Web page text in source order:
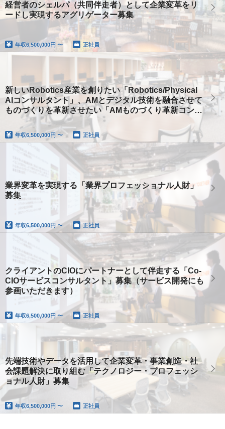
経営者のシェルパ（共同伴走者）として企業変革をリ
ードし実現するアグリゲーター募集
年収6,500,000円 〜 正社員
新しいRobotics産業を創りたい「Robotics/Physical
AIコンサルタント」、AMとデジタル技術を融合させて
ものづくりを革新させたい「AMものづくり革新コンサ
ルタント」を募集
年収6,500,000円 〜 正社員
業界変革を実現する「業界プロフェッショナル人財」
募集
年収6,500,000円 〜 正社員
クライアントのCIOにパートナーとして伴走する「Co-
CIOサービスコンサルタント」募集（サービス開発にも
参画いただきます）
年収6,500,000円 〜 正社員
先端技術やデータを活用して企業変革・事業創造・社
会課題解決に取り組む「テクノロジー・プロフェッシ
ョナル人財」募集
年収6,500,000円 〜 正社員